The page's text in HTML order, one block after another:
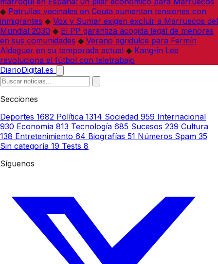
◆ Patrullas vecinales en Ceuta aumentan tensiones con
inmigrantes ◆ Vox y Sumar exigen excluir a Marruecos del
Mundial 2030 ◆ El PP garantiza acogida legal de menores
en sus comunidades ◆ Verano agridulce para Fermín
Aldeguer en su temporada actual ◆ Kang-in Lee
revoluciona el fútbol con teletrabajo
DiarioDigital.es
Secciones
Deportes 1682 Política 1314 Sociedad 959 Internacional
930 Economía 813 Tecnología 685 Sucesos 239 Cultura
138 Entretenimiento 64 Biografías 51 Números Spam 35
Sin categoría 19 Tests 8
Síguenos